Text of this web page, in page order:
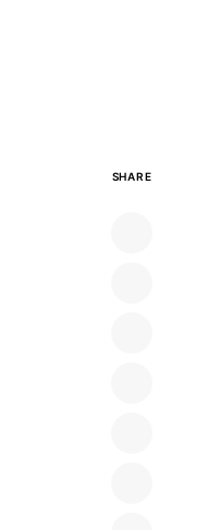
SHARE